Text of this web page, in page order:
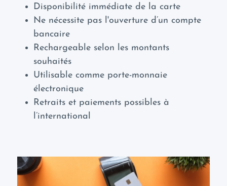
Disponibilité immédiate de la carte
Ne nécessite pas l'ouverture d’un compte
bancaire
Rechargeable selon les montants
souhaités
Utilisable comme porte-monnaie
électronique
Retraits et paiements possibles à
l’international